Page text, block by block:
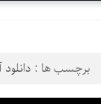
برچسب ها :